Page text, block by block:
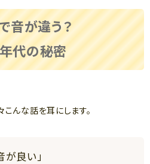
音が違う？
代の秘密
こんな話を耳にします。
が良い」